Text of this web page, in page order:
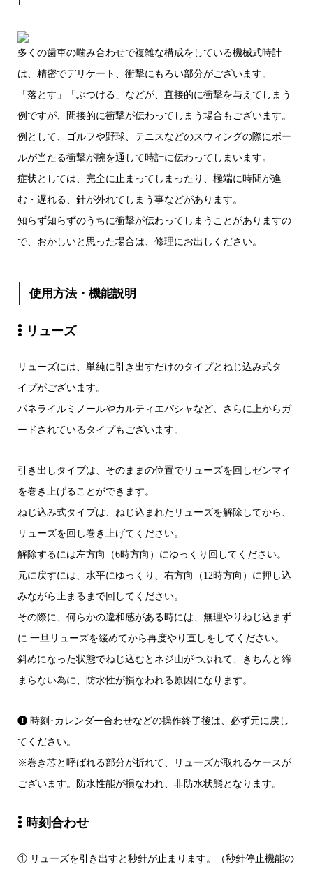
多くの歯車の噛み合わせで複雑な構成をしている機械式時計
は、精密でデリケート、衝撃にもろい部分がございます。
「落とす」「ぶつける」などが、直接的に衝撃を与えてしまう
例ですが、間接的に衝撃が伝わってしまう場合もございます。
例として、ゴルフや野球、テニスなどのスウィングの際にボー
ルが当たる衝撃が腕を通して時計に伝わってしまいます。
症状としては、完全に止まってしまったり、極端に時間が進
む・遅れる、針が外れてしまう事などがあります。
知らず知らずのうちに衝撃が伝わってしまうことがありますの
で、おかしいと思った場合は、修理にお出しください。
使用方法・機能説明
リューズ
リューズには、単純に引き出すだけのタイプとねじ込み式タ
イプがございます。
パネライルミノールやカルティエパシャなど、さらに上からガ
ードされているタイプもございます。
引き出しタイプは、そのままの位置でリューズを回しゼンマイ
を巻き上げることができます。
ねじ込み式タイプは、ねじ込まれたリューズを解除してから、
リューズを回し巻き上げてください。
解除するには左方向（6時方向）にゆっくり回してください。
元に戻すには、水平にゆっくり、右方向（12時方向）に押し込
みながら止まるまで回してください。
その際に、何らかの違和感がある時には、無理やりねじ込まず
に 一旦リューズを緩めてから再度やり直しをしてください。
斜めになった状態でねじ込むとネジ山がつぶれて、きちんと締
まらない為に、防水性が損なわれる原因になります。
時刻･カレンダー合わせなどの操作終了後は、必ず元に戻し
てください。
※巻き芯と呼ばれる部分が折れて、リューズが取れるケースが
ございます。防水性能が損なわれ、非防水状態となります。
時刻合わせ
① リューズを引き出すと秒針が止まります。（秒針停止機能の